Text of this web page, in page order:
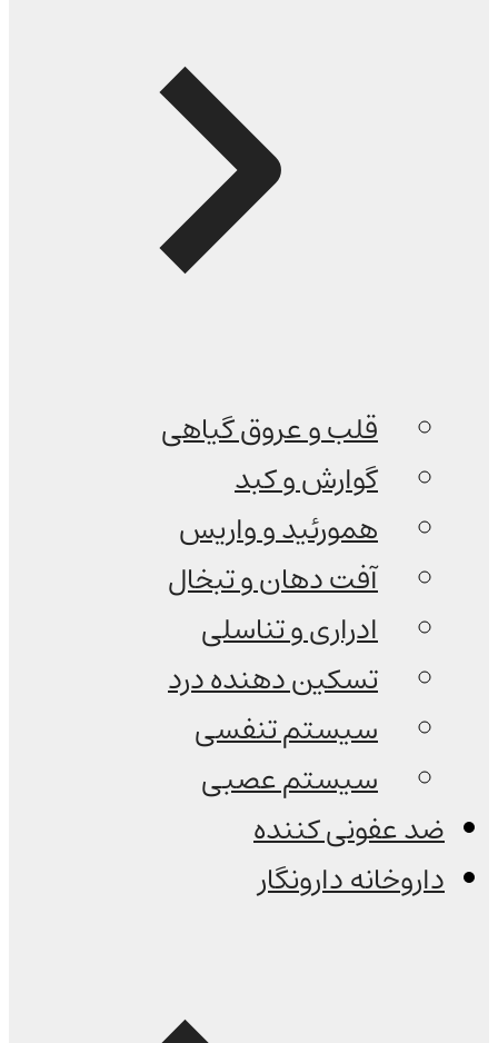
قلب و عروق گیاهی
گوارش و کبد
همورئید و واریس
آفت دهان و تبخال
ادراری و تناسلی
تسکین دهنده درد
سیستم تنفسی
سیستم عصبی
ضد عفونی کننده
داروخانه دارونگار